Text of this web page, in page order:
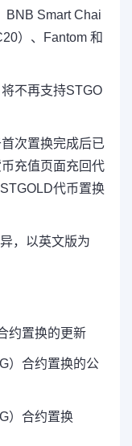
BNB Smart Chai
）、Fantom 和
不再支持STGO
次置换完成后已
充值页面充回代
代币置换
，以英文版为
约置换的更新
）合约置换的公
）合约置换